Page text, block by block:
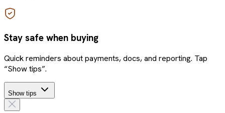
Stay safe when buying
Quick reminders about payments, docs, and reporting. Tap
“Show tips”.
Show tips